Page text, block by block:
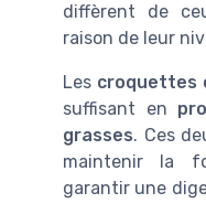
diffèrent de
raison de leur
Les croquettes
suffisant en
grasses. Ces
maintenir la
garantir une